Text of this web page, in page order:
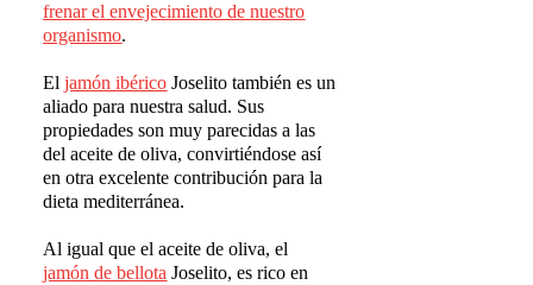
frenar el envejecimiento de nuestro
organismo.
Eljamón ibérico Joselito también es un
aliado para nuestra salud. Sus
propiedades son muy parecidas a las
del aceite de oliva, convirtiéndose así
en otra excelente contribución para la
dieta mediterránea.
Al igual que el aceite de oliva, el
jamón de bellota Joselito, es rico en